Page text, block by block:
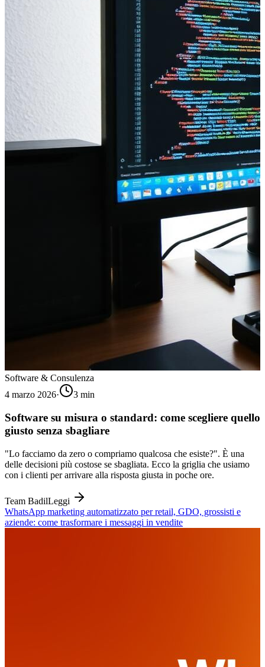
Software & Consulenza
4 marzo 2026· 3 min
Software su misura o standard: come scegliere quello
giusto senza sbagliare
"Lo facciamo da zero o compriamo qualcosa che esiste?". È una
delle decisioni più costose se sbagliata. Ecco la griglia che usiamo
con i clienti per arrivare alla risposta giusta in poche ore.
Team BadilLeggi
WhatsApp marketing automatizzato per retail, GDO, grossisti e
aziende: come trasformare i messaggi in vendite